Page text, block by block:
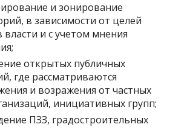
и зонирование
в зависимости от целей
власти и с учетом мнения
открытых публичных
где рассматриваются
и возражения от частных
инициативных групп;
ПЗЗ, градостроительных